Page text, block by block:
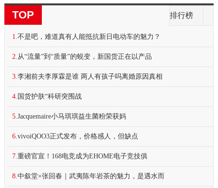
TOP 排行榜
1.不是吧，难道真有人能抵抗新日电动车的魅力？
2.从“流量”到“质量”的蜕变，新国货正在以产品
3.李湘前夫李厚霖是谁 两人有孩子吗离婚原因真相
4. 国货护肤“科研突围战
5.Jacquemaire小马琪琪益生菌粉荣获妈
6.vivoiQOO3正式发布，价格感人，但缺点
7.重磅官宣！168电竞成为EHOME电子竞技俱
8.中叙堂×张回春｜武夷陈年岩茶的魅力，是遇水而